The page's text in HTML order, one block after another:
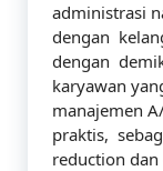
administrasi
dengan
dengan
karyawan
manajemen
praktis,
reduction dan